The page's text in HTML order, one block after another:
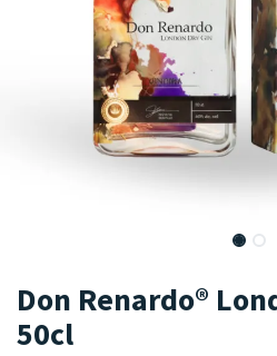
Don Renardo®
50cl